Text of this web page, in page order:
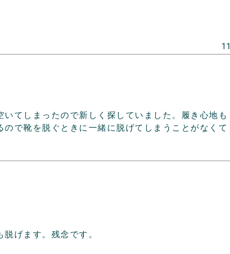
11
てしまったので新しく探していました。履き心地も
で靴を脱ぐときに一緒に脱げてしまうことがなくて
げます。残念です。